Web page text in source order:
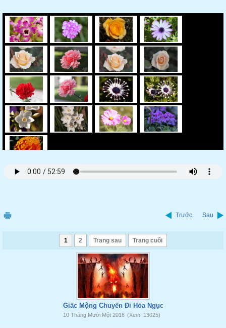
Trước Sau
1 2 Trang sau Trang cuối
Giấc Mộng Chuyến Đi Hỏa Ngục
10 Tháng Mười Một 2018 (Xem: 13025)